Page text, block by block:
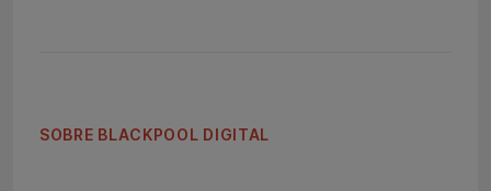
SOBRE BLACKPOOL DIGITAL